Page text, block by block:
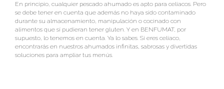
En principio, cualquier pescado ahumado es apto para celíacos. Pero
se debe tener en cuenta que además no haya sido contaminado
durante su almacenamiento, manipulación o cocinado con
alimentos que sí pudieran tener gluten. Y en BENFUMAT, por
supuesto, lo tenemos en cuenta. Ya lo sabes. Si eres celíaco,
encontrarás en nuestros ahumados infinitas, sabrosas y divertidas
soluciones para ampliar tus menús.